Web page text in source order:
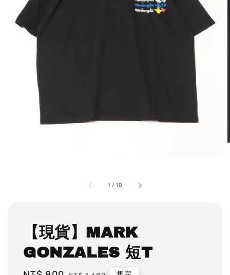
1 /10
【現貨】MARK
GONZALES 短T